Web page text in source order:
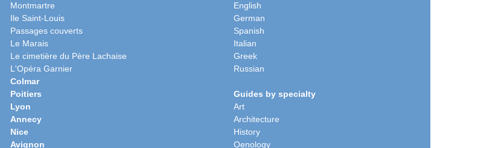
Montmartre
Ile Saint-Louis
Passages couverts
Le Marais
Le cimetière du Père Lachaise
L'Opéra Garnier
Colmar
Poitiers
Lyon
Annecy
Nice
Avignon
English
German
Spanish
Italian
Greek
Russian
Guides by specialty
Art
Architecture
History
Oenology